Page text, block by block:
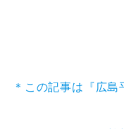
＊この記事は『広